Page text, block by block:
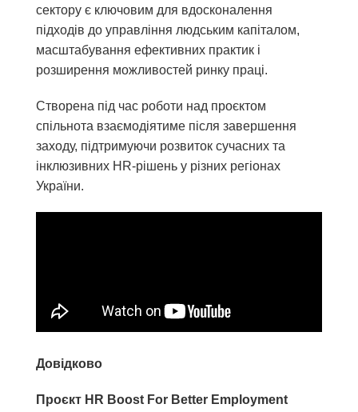
сектору є ключовим для вдосконалення
підходів до управління людським капіталом,
масштабування ефективних практик і
розширення можливостей ринку праці.
Створена під час роботи над проєктом
спільнота взаємодіятиме після завершення
заходу, підтримуючи розвиток сучасних та
інклюзивних HR-рішень у різних регіонах
України.
Довідково
Проєкт HR Boost For Better Employment